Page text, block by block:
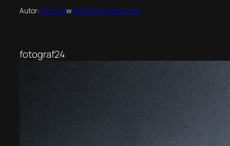
Autor:fotografwFotografie Warszawy
fotograf24